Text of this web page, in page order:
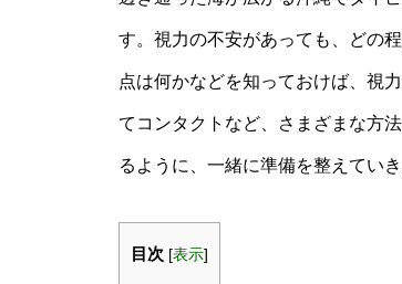
す。視力の不安があっても、どの
点は何かなどを知っておけば、視
てコンタクトなど、さまざまな方
るように、一緒に準備を整えていき
目次 [表示]